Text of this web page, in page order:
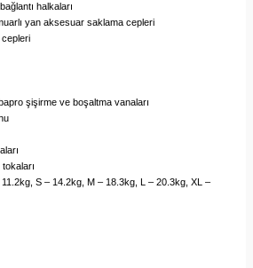
halkaları
yan aksesuar saklama cepleri
cepleri
şişirme ve boşaltma vanaları
S – 14.2kg, M – 18.3kg, L – 20.3kg, XL –